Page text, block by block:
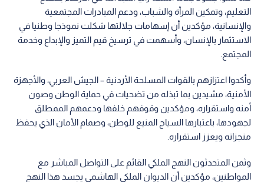
التعليم، وتمكين المرأة والشباب، ودعم المبادرات المجتمعية
والإنسانية، مؤكدين أن إسهامات جلالتها شكلت نموذجا وطنيا في
الاستثمار بالإنسان، وأسهمت في ترسيخ قيم التميز والإبداع وخدمة
المجتمع.
وأكدوا اعتزازهم بالقوات المسلحة الأردنية – الجيش العربي، والأجهزة
الأمنية، مشيدين بما تبذله من تضحيات في حماية الوطن وصون
أمنه واستقراره، ومؤكدين وقوفهم خلفها ودعمهم الممطلق
لجهودها، باعتبارها السياج المنيع للوطن، وصمام الأمان الذي يحفظ
منجزاته ويعزز استقراره.
وثمن المتحدثون النهج الملكي القائم على التواصل المباشر مع
المواطنين، مؤكدين أن الديوان الملكي الهاشمي يجسد هذا النهج